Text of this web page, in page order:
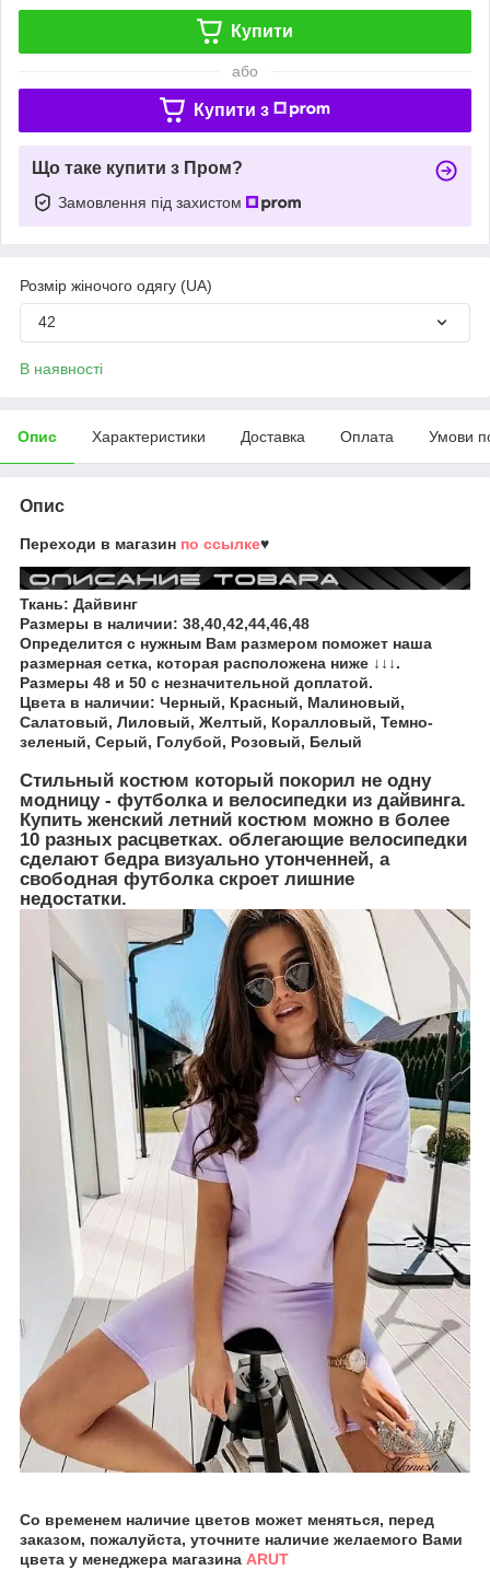
Купити
або
Купити з
Що таке купити з Пром?
Замовлення під захистом
Розмір жіночого одягу (UA)
42
В наявності
Опис Характеристики Доставка Оплата Умови
Опис
Переходи в магазин по ссылке♥
Ткань: Дайвинг
Размеры в наличии: 38,40,42,44,46,48
Определится с нужным Вам размером поможет наша
размерная сетка, которая расположена ниже ↓↓↓.
Размеры 48 и 50 с незначительной доплатой.
Цвета в наличии: Черный, Красный, Малиновый,
Салатовый, Лиловый, Желтый, Коралловый, Темно-
зеленый, Серый, Голубой, Розовый, Белый
Стильный костюм который покорил не одну
модницу - футболка и велосипедки из дайвинга.
Купить женский летний костюм можно в более
10 разных расцветках. облегающие велосипедки
сделают бедра визуально утонченней, а
свободная футболка скроет лишние
недостатки.
Со временем наличие цветов может меняться, перед
заказом, пожалуйста, уточните наличие желаемого Вами
цвета у менеджера магазина ARUT